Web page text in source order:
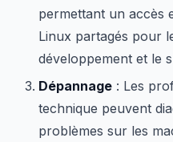
permettant un accès
Linux partagés pour
développement et le
Dépannage : Les
technique peuvent
problèmes sur les